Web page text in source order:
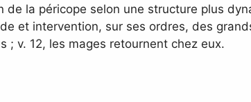
la péricope selon une structure plus
et intervention, sur ses ordres, des
; v. 12, les mages retournent chez eux.